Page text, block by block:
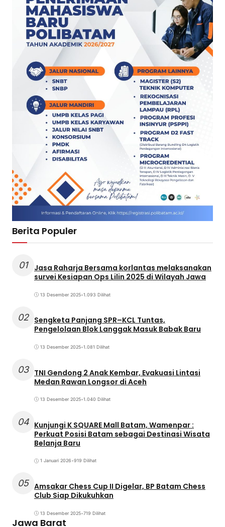
Berita Populer
01
Jasa Raharja Bersama korlantas melaksanakan
survei Kesiapan Ops Lilin 2025 di Wilayah Jawa
13 Desember 2025•1.093 Dilihat
02 Sengketa Panjang SPR–KCL Tuntas,
Pengelolaan Blok Langgak Masuk Babak Baru
13 Desember 2025•1.081 Dilihat
03 TNI Gendong 2 Anak Kembar, Evakuasi Lintasi
Medan Rawan Longsor di Aceh
13 Desember 2025•1.040 Dilihat
04 Kunjungi K SQUARE Mall Batam, Wamenpar :
Perkuat Posisi Batam sebagai Destinasi Wisata
Belanja Baru
1 Januari 2026•919 Dilihat
05 Amsakar Chess Cup II Digelar, BP Batam Chess
Club Siap Dikukuhkan
13 Desember 2025•719 Dilihat
Jawa Barat